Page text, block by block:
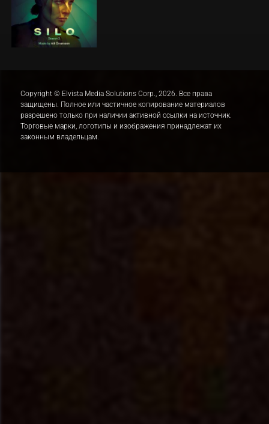
Copyright © Elvista Media Solutions Corp., 2026. Все права
защищены. Полное или частичное копирование материалов
разрешено только при наличии активной ссылки на источник.
Торговые марки, логотипы и изображения принадлежат их
законным владельцам.